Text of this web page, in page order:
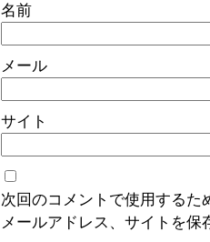
名前
メール
サイト
次回のコメントで使用するた
メールアドレス、サイトを保